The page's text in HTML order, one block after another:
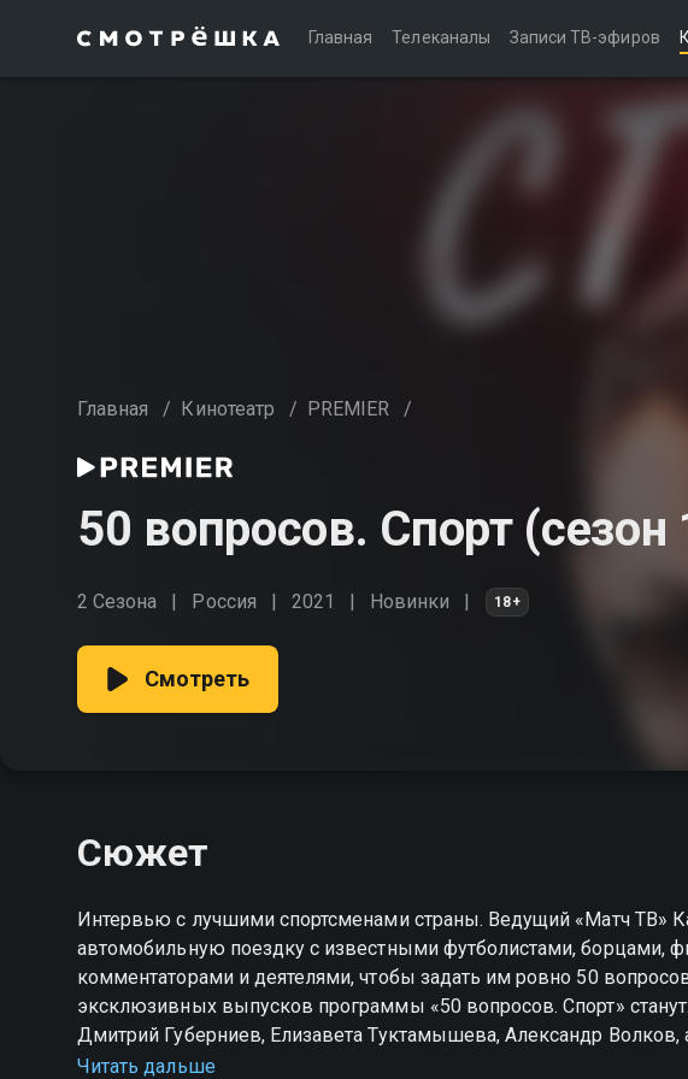
Главная Телеканалы Записи ТВ-эфиров
Главная / Кинотеатр / PREMIER /
50 вопросов. Спорт (сезон
2 Сезона Россия 2021 Новинки 18+
Смотреть
Сюжет
Интервью с лучшими спортсменами страны. Ведущий «Матч ТВ»
автомобильную поездку с известными футболистами, борцами,
комментаторами и деятелями, чтобы задать им ровно 50
эксклюзивных выпусков программы «50 вопросов. Спорт»
Дмитрий Губерниев, Елизавета Туктамышева, Александр
Косицын.
Читать дальше